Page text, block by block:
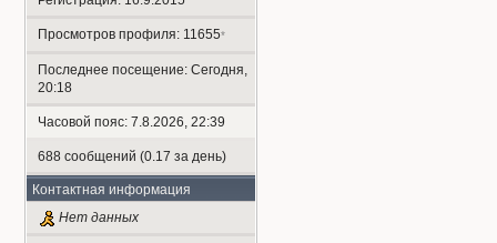
Просмотров профиля: 11655*
Последнее посещение: Сегодня,
20:18
Часовой пояс: 7.8.2026, 22:39
688 сообщений (0.17 за день)
Контактная информация
Нет данных